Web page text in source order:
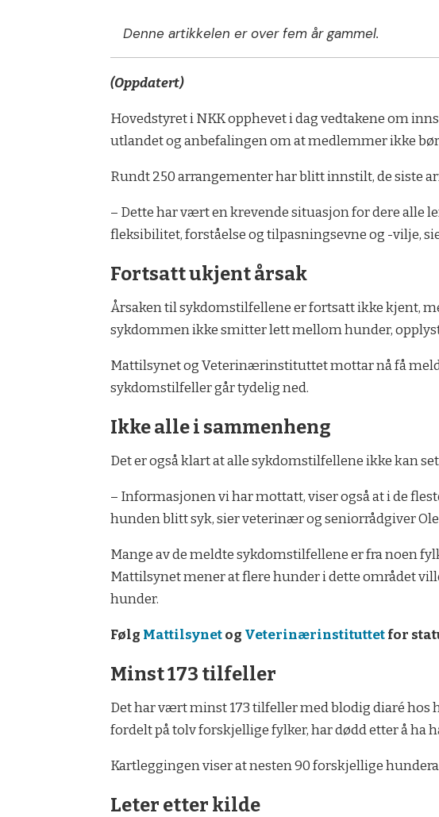
Denne artikkelen er over fem år gammel.
(Oppdatert)
Hovedstyret i NKK opphevet i dag vedtakene om
utlandet og anbefalingen om at medlemmer ikke
Rundt 250 arrangementer har blitt innstilt, de siste
– Dette har vært en krevende situasjon for dere alle
fleksibilitet, forståelse og tilpasningsevne og -vilje,
Fortsatt ukjent årsak
Årsaken til sykdomstilfellene er fortsatt ikke kjent,
sykdommen ikke smitter lett mellom hunder,
Mattilsynet og Veterinærinstituttet mottar nå få
sykdomstilfeller går tydelig ned.
Ikke alle i sammenheng
Det er også klart at alle sykdomstilfellene ikke kan
– Informasjonen vi har mottatt, viser også at i de
hunden blitt syk, sier veterinær og seniorrådgiver
Mange av de meldte sykdomstilfellene er fra noen
Mattilsynet mener at flere hunder i dette området
hunder.
Følg Mattilsynetog Veterinærinstituttetfor
Minst 173 tilfeller
Det har vært minst 173 tilfeller med blodig diaré hos
fordelt på tolv forskjellige fylker, har dødd etter å ha
Kartleggingen viser at nesten 90 forskjellige
Leter etter kilde